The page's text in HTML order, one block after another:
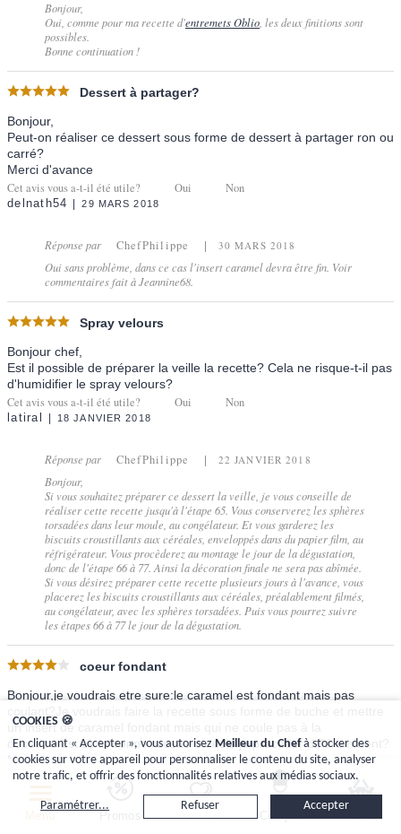
Favoris Compte Panier
Bonjour,
Oui, comme pour ma recette d'entremets Oblio , les deux finitions sont
possibles.
Bonne continuation !
Dessert à partager?
Bonjour,
Peut-on réaliser ce dessert sous forme de dessert à partager ron ou
carré?
Merci d'avance
Cet avis vous a-t-il été utile? Oui Non
delnath54 29 MARS 2018
Réponse par ChefPhilippe 30 MARS 2018
Oui sans problème, dans ce cas l'insert caramel devra être fin. Voir
commentaires fait à Jeannine68.
Spray velours
Bonjour chef,
Est il possible de préparer la veille la recette? Cela ne risque-t-il pas
d'humidifier le spray velours?
Cet avis vous a-t-il été utile? Oui Non
latiral 18 JANVIER 2018
Réponse par ChefPhilippe 22 JANVIER 2018
Bonjour,
Si vous souhaitez préparer ce dessert la veille, je vous conseille de
réaliser cette recette jusqu'à l'étape 65. Vous conserverez les sphères
torsadées dans leur moule, au congélateur. Et vous garderez les
biscuits croustillants aux céréales, enveloppés dans du papier film, au
réfrigérateur. Vous procèderez au montage le jour de la dégustation,
donc de l'étape 66 à 77. Ainsi la décoration finale ne sera pas abîmée.
Si vous désirez préparer cette recette plusieurs jours à l'avance, vous
placerez les biscuits croustillants aux céréales, préalablement filmés,
au congélateur, avec les sphères torsadées. Puis vous pourrez suivre
les étapes 66 à 77 le jour de la dégustation.
coeur fondant
Bonjour,je voudrais etre sure:le caramel est fondant mais pas
coulant?Je voudrais faire la recette sous forme de buche et mettre
un insert de caramel fondant mais qui ne coule pas à la
découpe.Est ce la bonne recette ou dois je procéder différemment?
Merci beaucoup
internaute(s) sur2ont trouvé ce commentaire utile.
Oui Non
sarahbarthelemy 1 NOVEMBRE 2017
COOKIES 🍪
En cliquant « Accepter », vous autorisez Meilleur du Chefà stocker des
cookies sur votre appareil pour personnaliser le contenu du site, analyser
notre trafic, et offrir des fonctionnalités relatives aux médias sociaux.
Accepter
Refuser
Paramétrer...